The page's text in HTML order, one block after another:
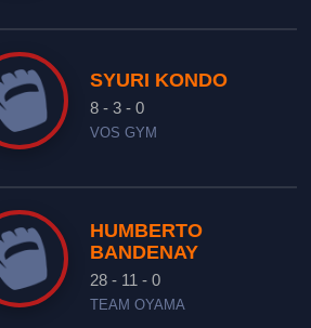
SYURI KONDO
8 - 3 - 0
VOS GYM
HUMBERTO
BANDENAY
28 - 11 - 0
TEAM OYAMA